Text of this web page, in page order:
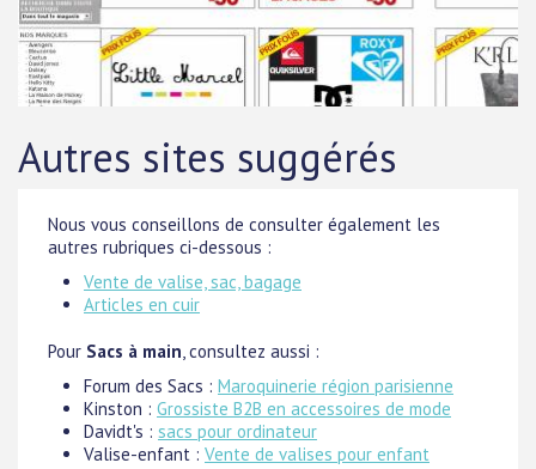
Autres sites suggérés
Nous vous conseillons de consulter également les
autres rubriques ci-dessous :
Vente de valise, sac, bagage
Articles en cuir
Pour Sacs à main, consultez aussi :
Forum des Sacs : Maroquinerie région parisienne
Kinston : Grossiste B2B en accessoires de mode
Davidt's : sacs pour ordinateur
Valise-enfant : Vente de valises pour enfant